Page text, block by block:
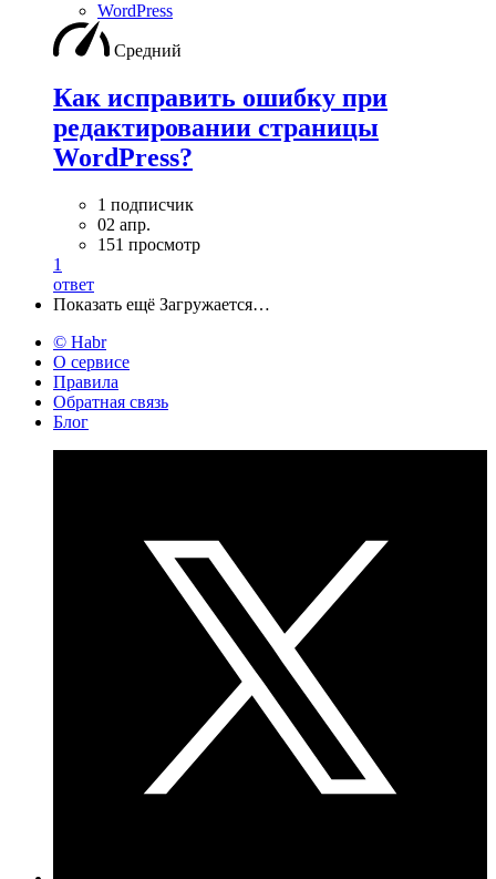
WordPress
Средний
Как исправить ошибку при
редактировании страницы
WordPress?
1 подписчик
02 апр.
151 просмотр
1
ответ
Показать ещё Загружается…
© Habr
О сервисе
Правила
Обратная связь
Блог